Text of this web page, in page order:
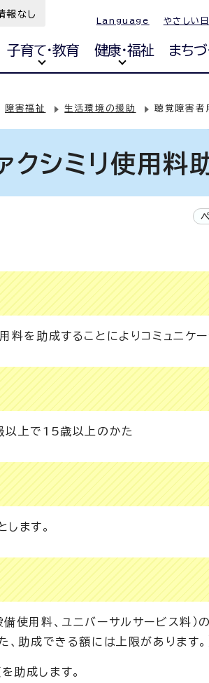
報なし
Language やさしい
子育て・教育 健康・福祉 まちづ
障害福祉 生活環境の援助 聴覚障害者
クシミリ使用料
料を助成することによりコミュニケ
以上で15歳以上のかた
ます。
使用料、ユニバーサルサービス料）
、助成できる額には上限があります。
成します。